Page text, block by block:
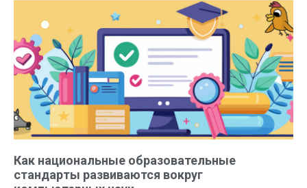
Как национальные образовательные
стандарты развиваются вокруг